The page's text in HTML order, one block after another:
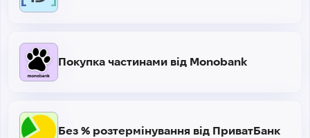
Покупка частинами від Monobank
Без % розтермінування від ПриватБанк